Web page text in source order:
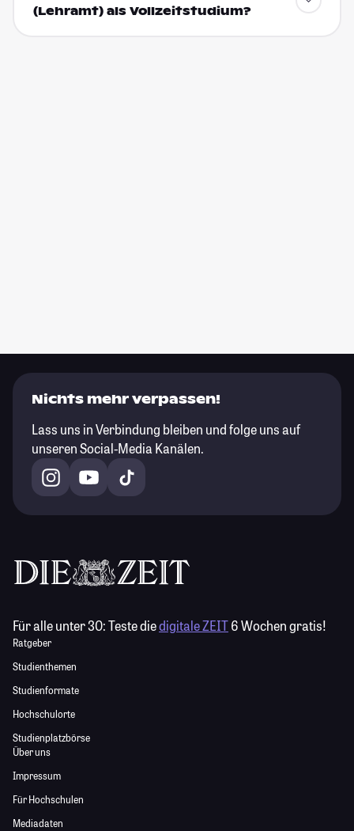
(Lehramt) als Vollzeitstudium?
Nichts mehr verpassen!
Lass uns in Verbindung bleiben und folge uns auf
unseren Social-Media Kanälen.
Für alle unter 30:Teste diedigitale ZEIT6 Wochen gratis!
Ratgeber
Studienthemen
Studienformate
Hochschulorte
Studienplatzbörse
Über uns
Impressum
Für Hochschulen
Mediadaten